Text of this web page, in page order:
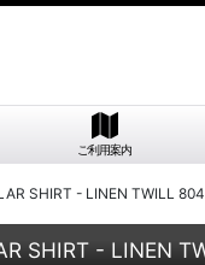
ご利用案内
SHIRT - LINEN TWILL
SHIRT - LINEN